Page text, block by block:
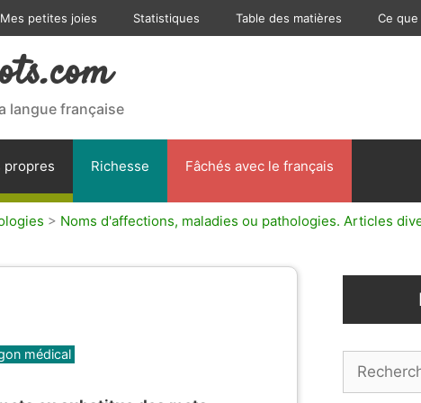
Mes petites joies Statistiques Table des matières Ce
langue française
propres Richesse Fâchés avec le français
> Noms d'affections, maladies ou pathologies. Articles
médical